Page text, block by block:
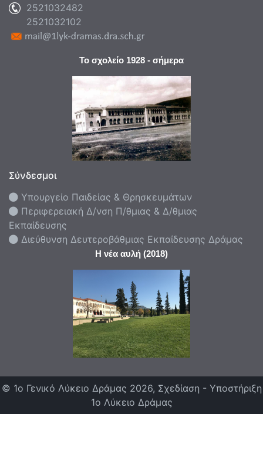
2521032482
2521032102
Το σχολείο 1928 - σήμερα
Σύνδεσμοι
Υπουργείο Παιδείας & Θρησκευμάτων
Περιφερειακή Δ/νση Π/θμιας & Δ/θμιας
Εκπαίδευσης
Διεύθυνση Δευτεροβάθμιας Εκπαίδευσης Δράμας
Η νέα αυλή (2018)
© 1ο Γενικό Λύκειο Δράμας 2026, Σχεδίαση - Υποστήριξη
1ο Λύκειο Δράμας